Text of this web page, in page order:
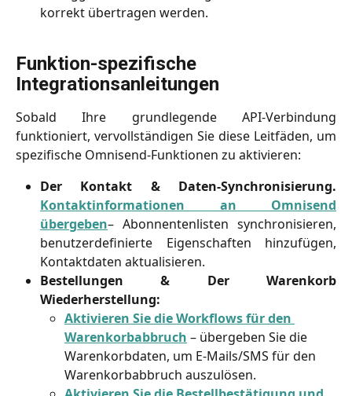
korrekt übertragen werden.
Funktion-spezifische
Integrationsanleitungen
Sobald Ihre grundlegende API-Verbindung
funktioniert, vervollständigen Sie diese Leitfäden, um
spezifische Omnisend-Funktionen zu aktivieren:
Der Kontakt & Daten-Synchronisierung.
Kontaktinformationen an Omnisend
übergeben– Abonnentenlisten synchronisieren,
benutzerdefinierte Eigenschaften hinzufügen,
Kontaktdaten aktualisieren.
Bestellungen & Der Warenkorb
Wiederherstellung:
Aktivieren Sie die Workflows für den
Warenkorbabbruch – übergeben Sie die
Warenkorbdaten, um E-Mails/SMS für den
Warenkorbabbruch auszulösen.